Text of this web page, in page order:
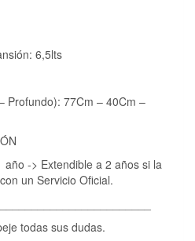
6,5lts
Profundo): 77Cm – 40Cm –
-> Extendible a 2 años si la
un Servicio Oficial.
todas sus dudas.